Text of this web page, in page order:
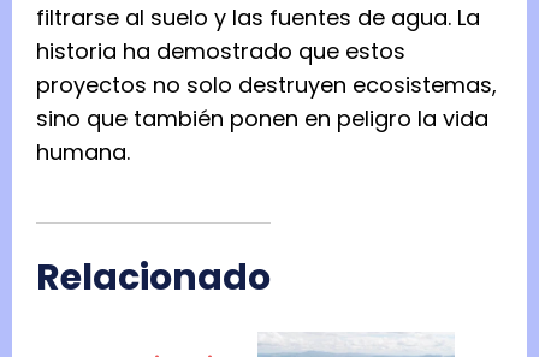
filtrarse al suelo y las fuentes de agua. La
historia ha demostrado que estos
proyectos no solo destruyen ecosistemas,
sino que también ponen en peligro la vida
humana.
Relacionado